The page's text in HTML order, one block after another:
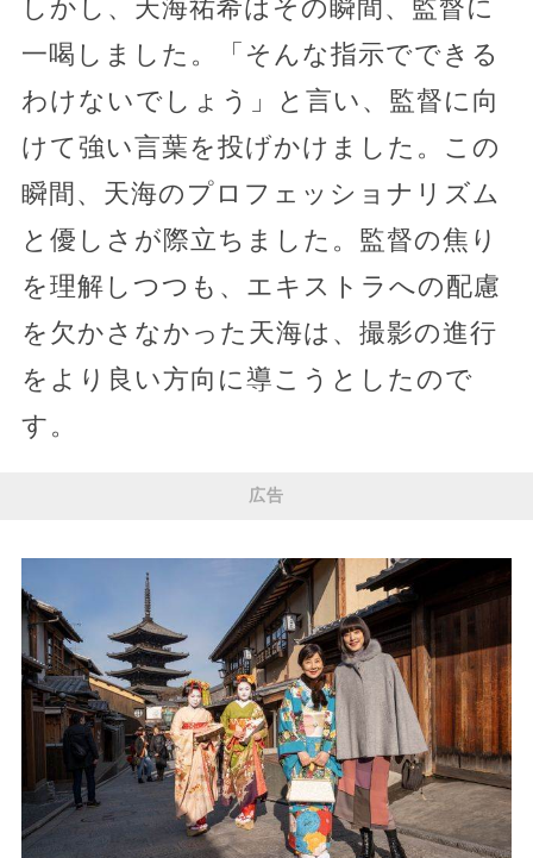
しかし、天海祐希はその瞬間、監督に
一喝しました。「そんな指示でできる
わけないでしょう」と言い、監督に向
けて強い言葉を投げかけました。この
瞬間、天海のプロフェッショナリズム
と優しさが際立ちました。監督の焦り
を理解しつつも、エキストラへの配慮
を欠かさなかった天海は、撮影の進行
をより良い方向に導こうとしたので
す。
広告